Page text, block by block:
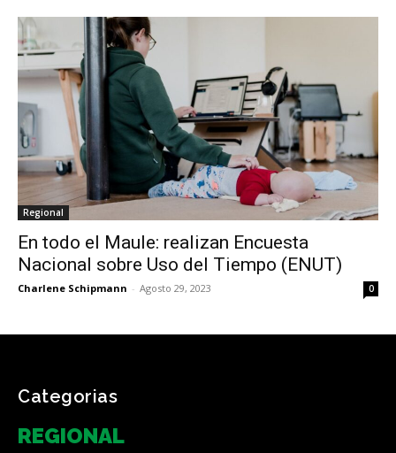
Regional
En todo el Maule: realizan Encuesta
Nacional sobre Uso del Tiempo (ENUT)
Charlene Schipmann - Agosto 29, 2023 0
Categorias
REGIONAL